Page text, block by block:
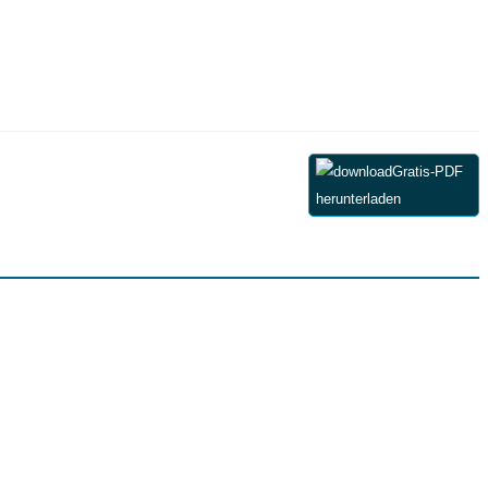
Gratis-PDF
herunterladen